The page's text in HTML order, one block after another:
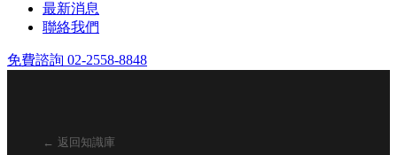
最新消息
聯絡我們
免費諮詢 02-2558-8848
← 返回知識庫